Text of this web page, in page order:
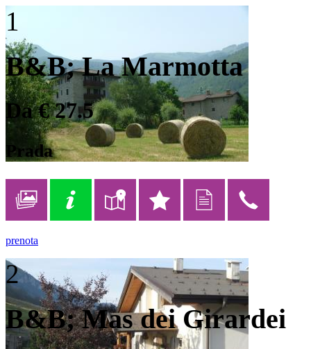
1
B&B; La Marmotta
Da € 27.5
Prada
prenota
2
B&B; Mas dei Girardei